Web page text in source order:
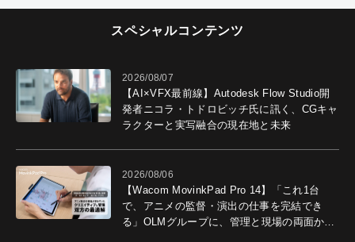
スペシャルコンテンツ
2026/08/07
【AI×VFX最前線】Autodesk Flow Studio開
発者ニコラ・トドロビッチ氏に訊く、CGキャ
ラクターと実写融合の現在地と未来
2026/08/06
【Wacom MovinkPad Pro 14】「これ1台
で、アニメの監督・演出の仕事を完結でき
る」OLMグループに、管理と現場の両面から